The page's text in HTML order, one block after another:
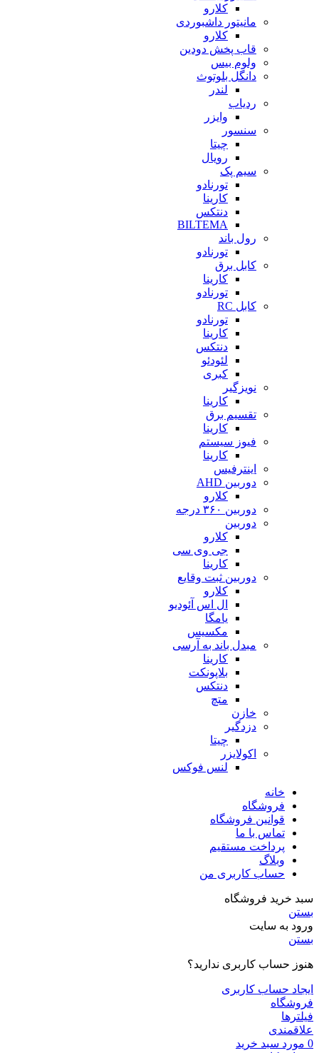
کلارو
مانیتور داشبوردی
کلارو
قاب پخش دودین
ولوم بیس
دانگل بلوتوث
لندر
ردیاب
وایزر
سنسور
چیتا
رویال
سیم پک
تورنادو
کارینا
دنتکس
BILTEMA
رول باند
تورنادو
کابل برق
کارینا
تورنادو
کابل RC
تورنادو
کارینا
دنتکس
لئودئو
کبری
نویزگیر
کارینا
تقسیم برق
کارینا
فیوز سیستم
کارینا
اینترفیس
دوربین AHD
کلارو
دوربین ۳۶۰ درجه
دوربین
کلارو
جی وی سی
کارینا
دوربین ثبت وقایع
کلارو
ال اس آئودیو
یامگا
مکسیس
مبدل باند به آرسی
کارینا
بلاپونکت
دنتکس
متچ
خازن
دزدگیر
چیتا
اکولایزر
لنس فوکس
خانه
فروشگاه
قوانین فروشگاه
تماس با ما
پرداخت مستقیم
وبلاگ
حساب کاربری من
سبد خرید فروشگاه
بستن
ورود به سایت
بستن
هنوز حساب کاربری ندارید؟
ایجاد حساب کاربری
فروشگاه
فیلترها
علاقمندی
0 مورد سبد خرید